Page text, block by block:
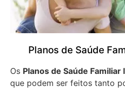
Planos de Saúde
Os Planos de Saúde Familiar
que podem ser feitos tanto